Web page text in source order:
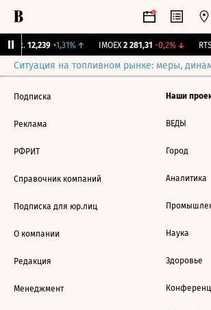
12,239 +1,31%↑ IMOEX 2 281,31 -0,2%↓ RTSI
Ситуация на топливном рынке: меры,
Подписка
Реклама
РФРИТ
Справочник компаний
Подписка для юр.лиц
О компании
Редакция
Менеджмент
Наши
ВЕДЫ
Город
Аналитика
Наука
Здоровье